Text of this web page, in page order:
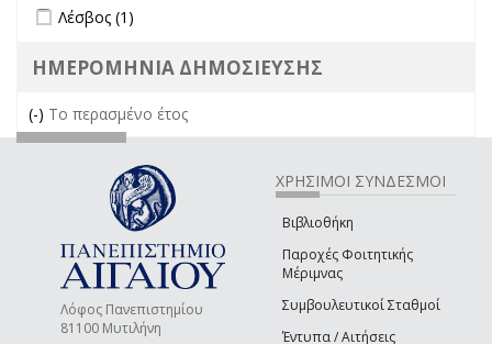
Apply Λέσβος filter
Λέσβος (1)
ΗΜΕΡΟΜΗΝΙΑ ΔΗΜΟΣΙΕΥΣΗΣ
(-) Remove Το περασμένο έτος filter
Το περασμένο έτος
Λόφος Πανεπιστημίου
81100 Μυτιλήνη
ΧΡΗΣΙΜΟΙ ΣΥΝΔΕΣΜΟΙ
Βιβλιοθήκη
Παροχές Φοιτητικής
Μέριμνας
Συμβουλευτικοί Σταθμοί
Έντυπα / Αιτήσεις